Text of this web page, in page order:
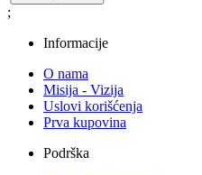
;
Informacije
O nama
Misija - Vizija
Uslovi korišćenja
Prva kupovina
Podrška